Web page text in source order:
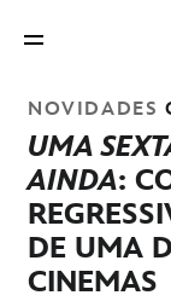
NOVIDADES
UMA
AINDA:
DE UMA
CINEMAS